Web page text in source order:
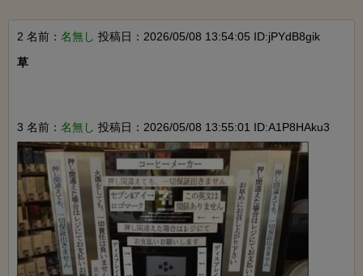
2 名前： 名無し 投稿日：2026/05/08 13:54:05 ID:jPYdB8gik
草
3 名前： 名無し 投稿日：2026/05/08 13:55:01 ID:A1P8HAku3